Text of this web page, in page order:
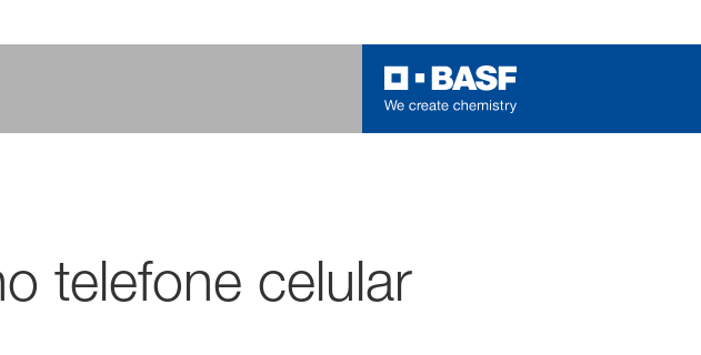
telefone celular